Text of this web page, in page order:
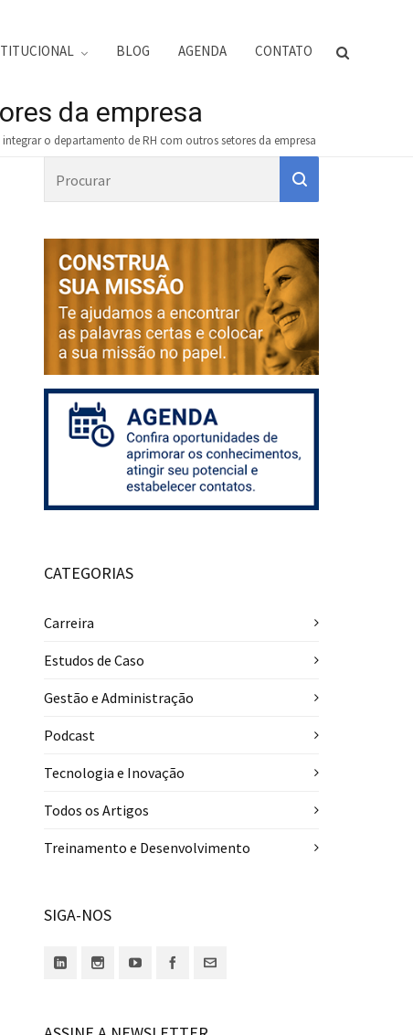
BLOG AGENDA CONTATO
da empresa
o departamento de RH com outros setores da empresa
CATEGORIAS
Carreira
Estudos de Caso
Gestão e Administração
Podcast
Tecnologia e Inovação
Todos os Artigos
Treinamento e Desenvolvimento
SIGA-NOS